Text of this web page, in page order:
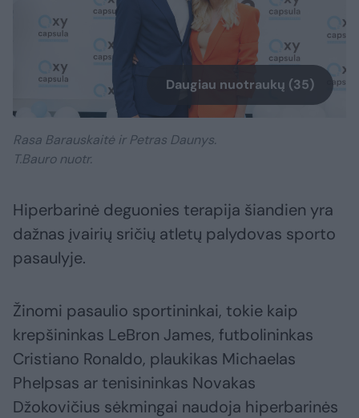
Daugiau nuotraukų (35)
Rasa Barauskaitė ir Petras Daunys.
T.Bauro nuotr.
Hiperbarinė deguonies terapija šiandien yra
dažnas įvairių sričių atletų palydovas sporto
pasaulyje.
Žinomi pasaulio sportininkai, tokie kaip
krepšininkas LeBron James, futbolininkas
Cristiano Ronaldo, plaukikas Michaelas
Phelpsas ar tenisininkas Novakas
Džokovičius sėkmingai naudoja hiperbarinės